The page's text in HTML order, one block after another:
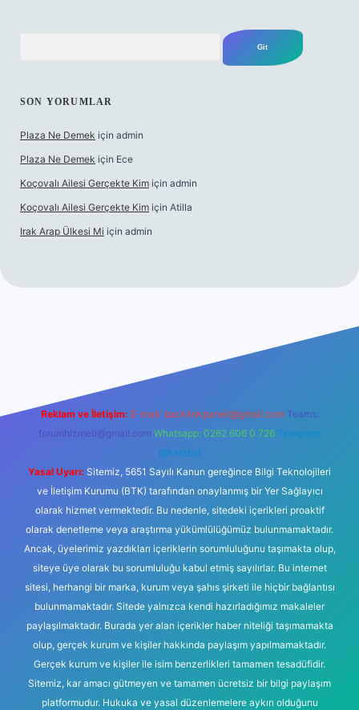
SON YORUMLAR
Plaza Ne Demek için admin
Plaza Ne Demek için Ece
Koçovalı Ailesi Gerçekte Kim için admin
Koçovalı Ailesi Gerçekte Kim için Atilla
Irak Arap Ülkesi Mi için admin
Reklam ve İletişim: E-mail: backlinkpaneli@gmail.com Teams:
forumhizmeti@gmail.com Whatsapp: 0262 606 0 726 Telegram:
@karabul
Yasal Uyarı: Sitemiz, 5651 Sayılı Kanun gereğince Bilgi Teknolojileri
ve İletişim Kurumu (BTK) tarafından onaylanmış bir Yer Sağlayıcı
olarak hizmet vermektedir. Bu nedenle, sitedeki içerikleri proaktif
olarak denetleme veya araştırma yükümlülüğümüz bulunmamaktadır.
Ancak, üyelerimiz yazdıkları içeriklerin sorumluluğunu taşımakta olup,
siteye üye olarak bu sorumluluğu kabul etmiş sayılırlar. Bu internet
sitesi, herhangi bir marka, kurum veya şahıs şirketi ile hiçbir bağlantısı
bulunmamaktadır. Sitede yalnızca kendi hazırladığımız makaleler
paylaşılmaktadır. Burada yer alan içerikler haber niteliği taşımamakta
olup, gerçek kurum ve kişiler hakkında paylaşım yapılmamaktadır.
Gerçek kurum ve kişiler ile isim benzerlikleri tamamen tesadüfidir.
Sitemiz, kar amacı gütmeyen ve tamamen ücretsiz bir bilgi paylaşım
platformudur. Hukuka ve yasal düzenlemelere aykırı olduğunu